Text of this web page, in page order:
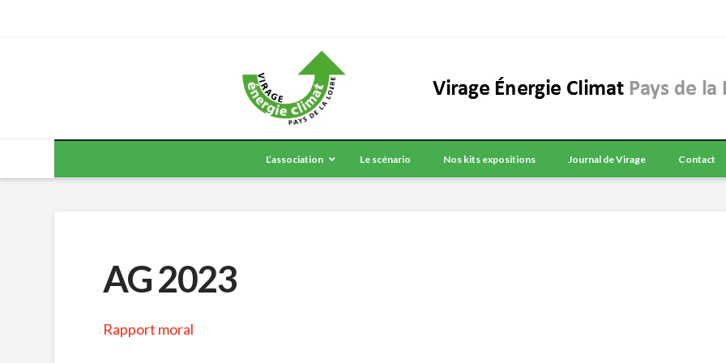
L’association Le scénario Nos kits expositions Journal de Virage Contact
AG 2023
Rapport moral